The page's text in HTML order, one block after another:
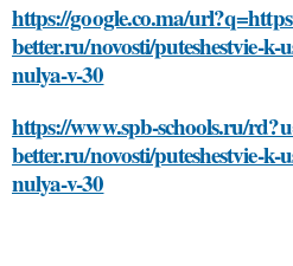
https://google.co.ma/
better.ru/novosti/puteshestvie-k-
nulya-v-30
https://www.spb-schools.ru/
better.ru/novosti/puteshestvie-k-
nulya-v-30